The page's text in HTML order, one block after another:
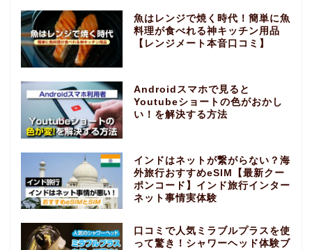
魚はレンジで焼く時代！簡単に魚
料理が食べれる神キッチン用品
【レンジメート本音口コミ】
Androidスマホで見ると
Youtubeショートの色がおかし
い！を解決する方法
インドはネットが繋がらない？海
外旅行おすすめeSIM【最新クー
ポンコード】インド旅行インター
ネット事情実体験
口コミで人気ミラブルプラスを使
って驚き！シャワーヘッド体験ブ